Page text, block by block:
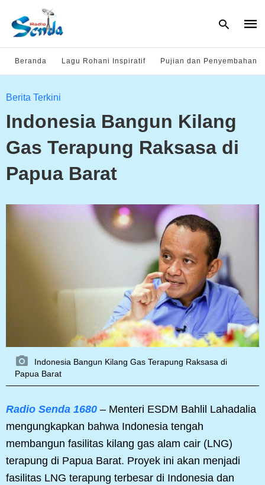
Beranda Lagu Rohani Inspiratif Pujian dan Penyembahan
Berita Terkini
Indonesia Bangun Kilang
Gas Terapung Raksasa di
Papua Barat
Indonesia Bangun Kilang Gas Terapung Raksasa di
Papua Barat
Radio Senda 1680 – Menteri ESDM Bahlil Lahadalia
mengungkapkan bahwa Indonesia tengah
membangun fasilitas kilang gas alam cair (LNG)
terapung di Papua Barat. Proyek ini akan menjadi
fasilitas LNG terapung terbesar di Indonesia dan